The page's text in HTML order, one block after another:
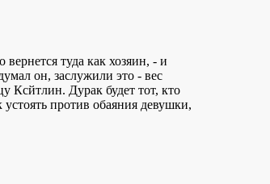
туда как хозяин, - и
он, заслужили это - вес
Ксйтлин. Дурак будет тот, кто
против обаяния девушки,